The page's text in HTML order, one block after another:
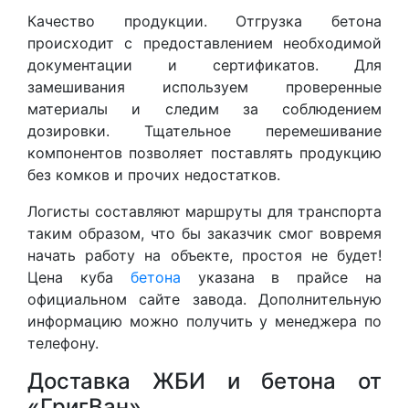
Качество продукции. Отгрузка бетона
происходит с предоставлением необходимой
документации и сертификатов. Для
замешивания используем проверенные
материалы и следим за соблюдением
дозировки. Тщательное перемешивание
компонентов позволяет поставлять продукцию
без комков и прочих недостатков.
Логисты составляют маршруты для транспорта
таким образом, что бы заказчик смог вовремя
начать работу на объекте, простоя не будет!
Цена куба бетона указана в прайсе на
официальном сайте завода. Дополнительную
информацию можно получить у менеджера по
телефону.
Доставка ЖБИ и бетона от